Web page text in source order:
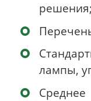
решения;
лампы,